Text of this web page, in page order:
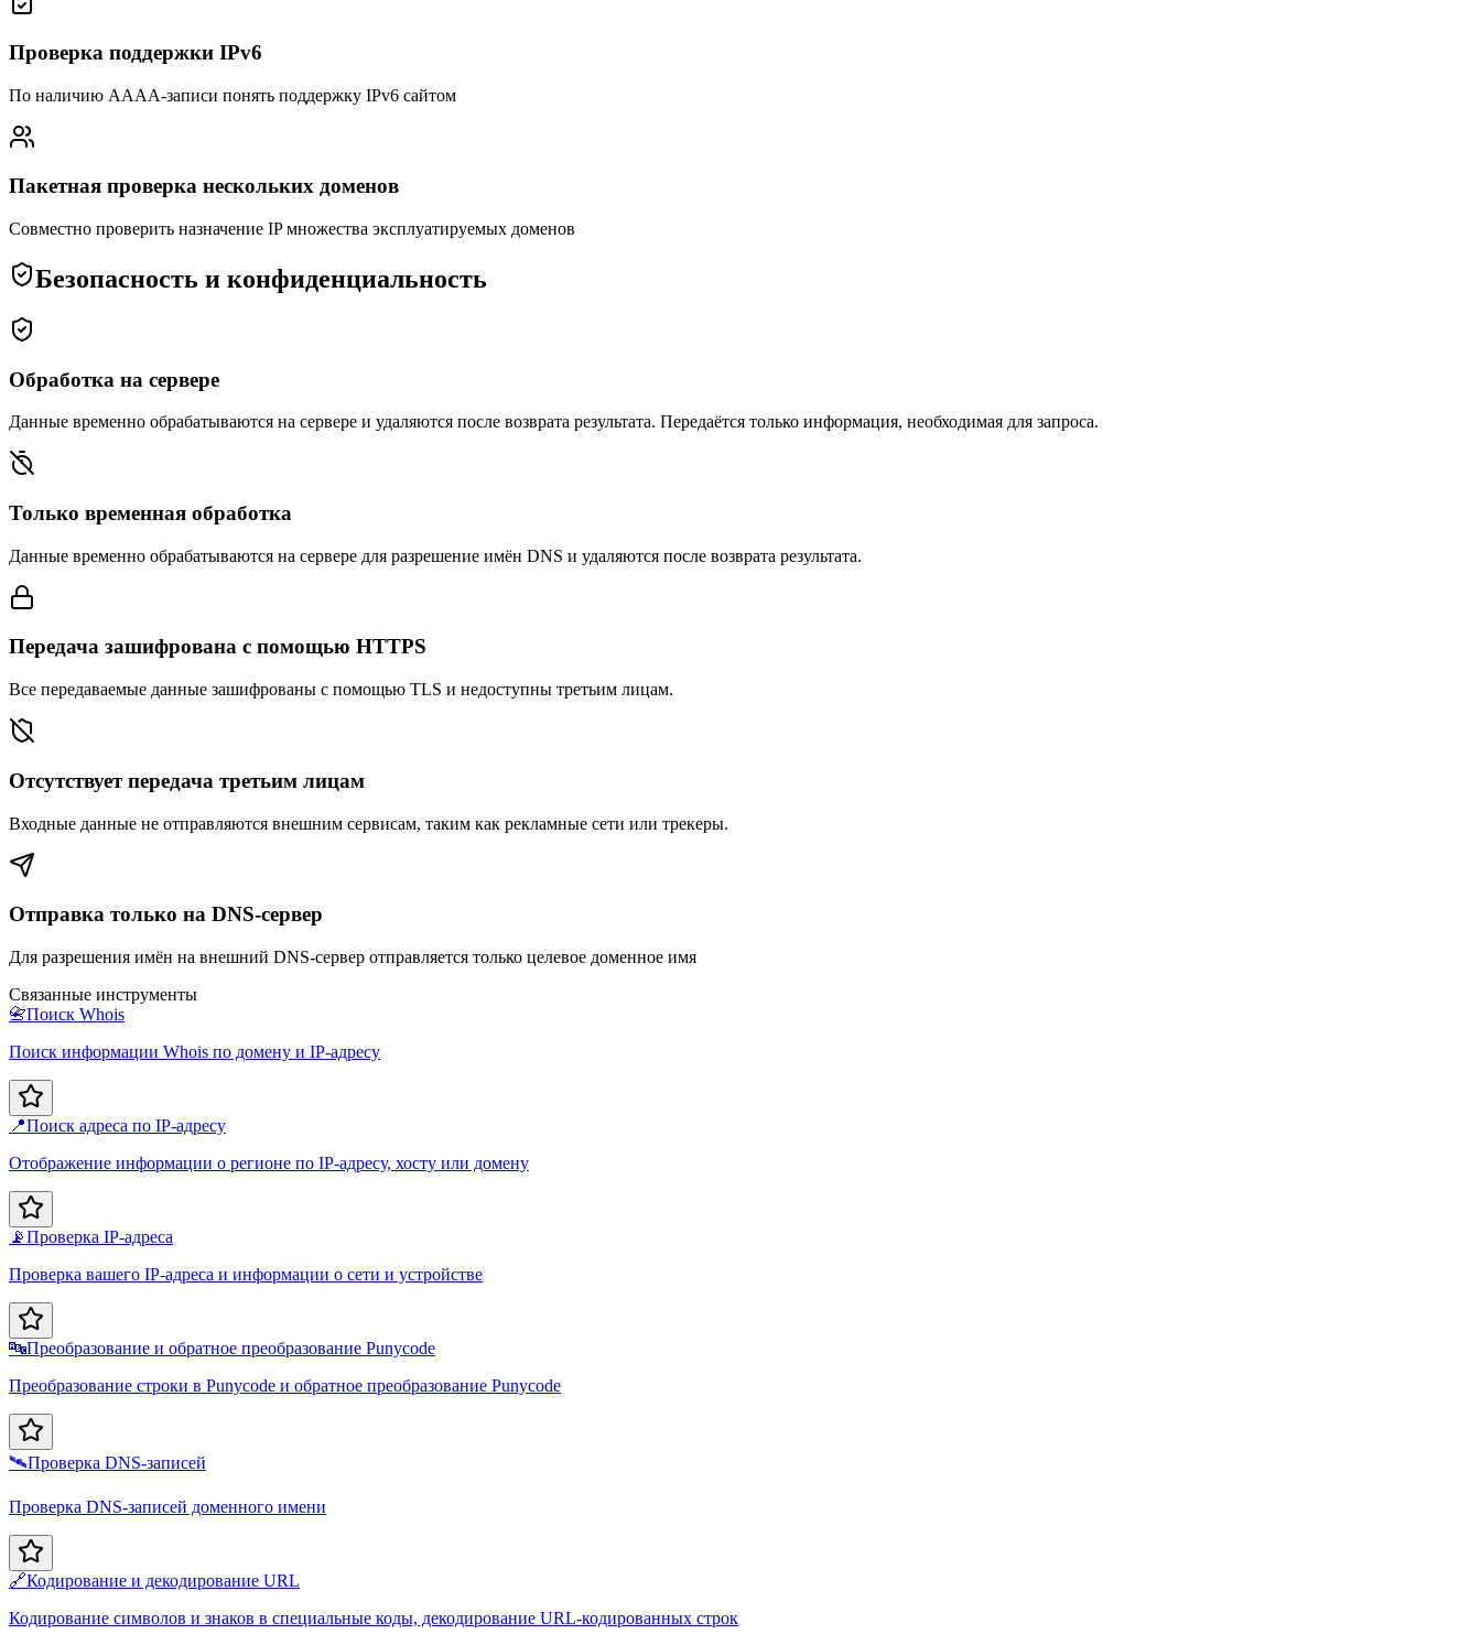
Проверка поддержки IPv6
По наличию AAAA-записи понять поддержку IPv6 сайтом
Пакетная проверка нескольких доменов
Совместно проверить назначение IP множества эксплуатируемых доменов
Безопасность и конфиденциальность
Обработка на сервере
Данные временно обрабатываются на сервере и удаляются после возврата результата. Передаётся только информация, необходимая для запроса.
Только временная обработка
Данные временно обрабатываются на сервере для разрешение имён DNS и удаляются после возврата результата.
Передача зашифрована с помощью HTTPS
Все передаваемые данные зашифрованы с помощью TLS и недоступны третьим лицам.
Отсутствует передача третьим лицам
Входные данные не отправляются внешним сервисам, таким как рекламные сети или трекеры.
Отправка только на DNS-сервер
Для разрешения имён на внешний DNS-сервер отправляется только целевое доменное имя
Связанные инструменты
📇Поиск Whois
Поиск информации Whois по домену и IP-адресу
📍Поиск адреса по IP-адресу
Отображение информации о регионе по IP-адресу, хосту или домену
📡Проверка IP-адреса
Проверка вашего IP-адреса и информации о сети и устройстве
🔤Преобразование и обратное преобразование Punycode
Преобразование строки в Punycode и обратное преобразование Punycode
🛰️Проверка DNS-записей
Проверка DNS-записей доменного имени
🔗Кодирование и декодирование URL
Кодирование символов и знаков в специальные коды, декодирование URL-кодированных строк